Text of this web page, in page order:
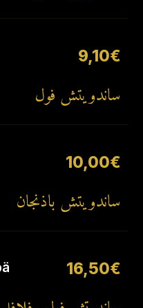
9,10€
ساندويتش فول
10,00€
ساندويتش باذنجان
16,50€